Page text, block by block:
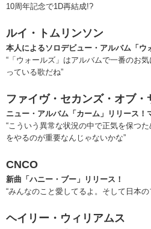
10周年記念で1D再結成!?
ルイ・トムリンソン
本人によるソロデビュー・アルバム「ウ
“「ウォールズ」はアルバムで一番のお
っている歌だね”
ファイヴ・セカンズ・オブ・
ニュー・アルバム「カーム」リリース！
“こういう異常な状況の中で正気を保つ
をやるのが重要なんじゃないかな”
CNCO
新曲「ハニー・ブー」リリース！
“みんなのこと愛してるよ。そして日本
ヘイリー・ウィリアムス